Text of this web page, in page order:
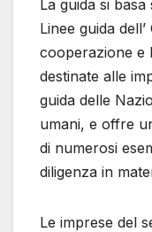
La guida si
Linee guida
cooperazione e
destinate alle
guida delle
umani, e offre
di numerosi
diligenza in
Le imprese del